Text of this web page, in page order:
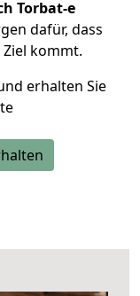
Torbat-e
dafür, dass
kommt.
erhalten Sie